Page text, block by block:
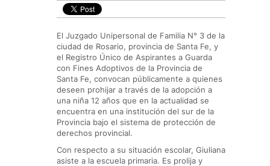
El Juzgado Unipersonal de Familia N° 3 de la
ciudad de Rosario, provincia de Santa Fe, y
el Registro Único de Aspirantes a Guarda
con Fines Adoptivos de la Provincia de
Santa Fe, convocan públicamente a quienes
deseen prohijar a través de la adopción a
una niña 12 años que en la actualidad se
encuentra en una institución del sur de la
Provincia bajo el sistema de protección de
derechos provincial.
Con respecto a su situación escolar, Giuliana
asiste a la escuela primaria. Es prolija y